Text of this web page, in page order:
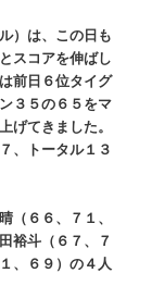
）は、この日も
スコアを伸ばし
前日６位タイグ
３５の６５をマ
げてきました。
、トータル１３
６６、７１、
裕斗（６７、７
、６９）の４人